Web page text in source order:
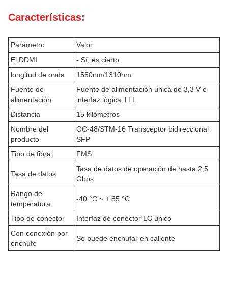
Características:
Parámetro
Valor
El DDMI
- Sí, es cierto.
longitud de onda
1550nm/1310nm
Fuente de
alimentación
Fuente de alimentación única de 3,3 V e
interfaz lógica TTL
Distancia
15 kilómetros
Nombre del
producto
OC-48/STM-16 Transceptor bidireccional
SFP
Tipo de fibra
FMS
Tasa de datos
Tasa de datos de operación de hasta 2,5
Gbps
Rango de
temperatura
-40 °C ~ + 85 °C
Tipo de conector
Interfaz de conector LC único
Con conexión por
enchufe
Se puede enchufar en caliente